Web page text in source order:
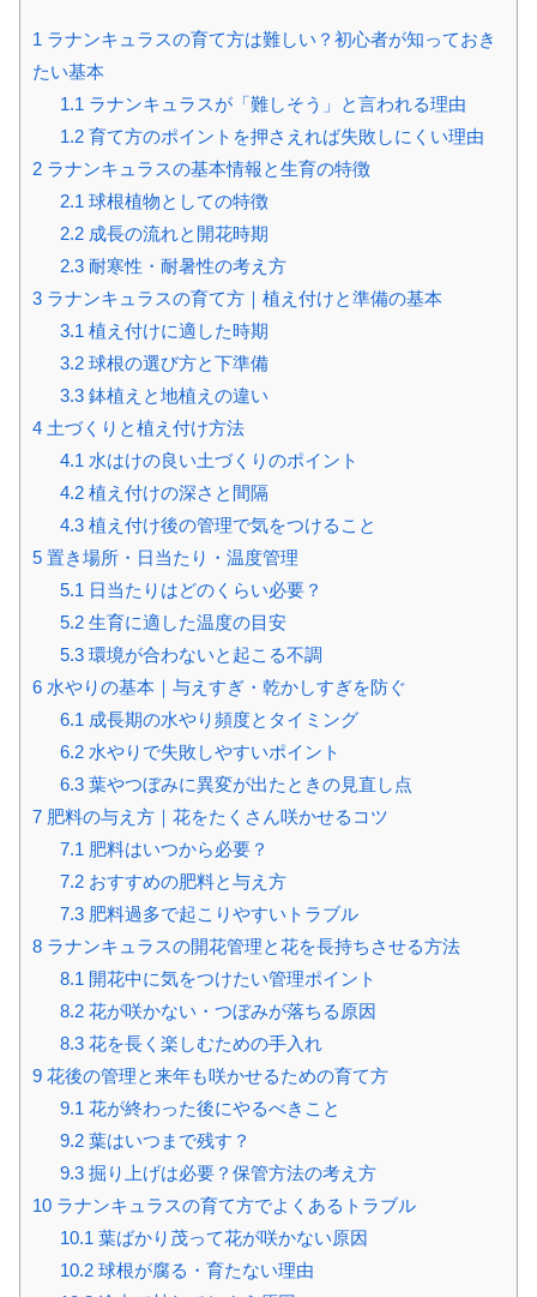
1 ラナンキュラスの育て方は難しい？初心者が知っておき
たい基本
1.1 ラナンキュラスが「難しそう」と言われる理由
1.2育て方のポイントを押さえれば失敗しにくい理由
2 ラナンキュラスの基本情報と生育の特徴
2.1 球根植物としての特徴
2.2成長の流れと開花時期
2.3耐寒性・耐暑性の考え方
3 ラナンキュラスの育て方｜植え付けと準備の基本
3.1 植え付けに適した時期
3.2球根の選び方と下準備
3.3鉢植えと地植えの違い
4 土づくりと植え付け方法
4.1 水はけの良い土づくりのポイント
4.2植え付けの深さと間隔
4.3植え付け後の管理で気をつけること
5 置き場所・日当たり・温度管理
5.1 日当たりはどのくらい必要？
5.2生育に適した温度の目安
5.3環境が合わないと起こる不調
6 水やりの基本｜与えすぎ・乾かしすぎを防ぐ
6.1 成長期の水やり頻度とタイミング
6.2水やりで失敗しやすいポイント
6.3葉やつぼみに異変が出たときの見直し点
7 肥料の与え方｜花をたくさん咲かせるコツ
7.1 肥料はいつから必要？
7.2おすすめの肥料と与え方
7.3肥料過多で起こりやすいトラブル
8 ラナンキュラスの開花管理と花を長持ちさせる方法
8.1 開花中に気をつけたい管理ポイント
8.2花が咲かない・つぼみが落ちる原因
8.3花を長く楽しむための手入れ
9 花後の管理と来年も咲かせるための育て方
9.1 花が終わった後にやるべきこと
9.2葉はいつまで残す？
9.3掘り上げは必要？保管方法の考え方
10 ラナンキュラスの育て方でよくあるトラブル
10.1 葉ばかり茂って花が咲かない原因
10.2球根が腐る・育たない理由